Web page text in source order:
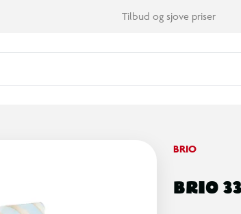
Tilbud og sjove priser
BRIO
BRIO